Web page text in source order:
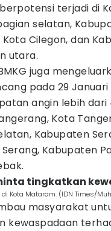
terjadi di
selatan,
Cilegon, dan
utara.
juga
pada 29
angin lebih
Kota
Kabupaten
Kabupaten
tingkatkan
Kota Mataram. (IDN Times/
masyarakat
kewaspadaan